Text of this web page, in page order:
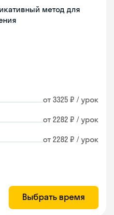
метод для
от 3325 ₽ / урок
от 2282 ₽ / урок
от 2282 ₽ / урок
Выбрать время